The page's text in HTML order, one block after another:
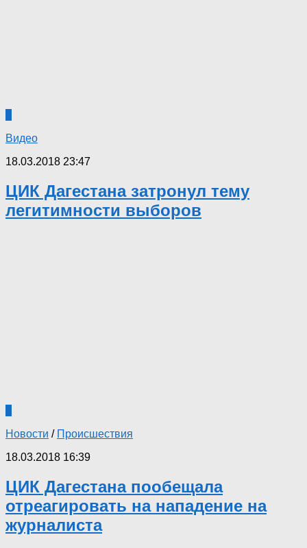
Видео
18.03.2018 23:47
ЦИК Дагестана затронул тему
легитимности выборов
Новости / Происшествия
18.03.2018 16:39
ЦИК Дагестана пообещала
отреагировать на нападение на
журналиста